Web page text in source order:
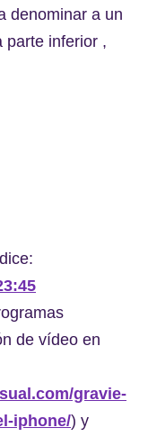
denominar a un
parte inferior ,
dice:
de vídeo en
gravie-
iphone/) y